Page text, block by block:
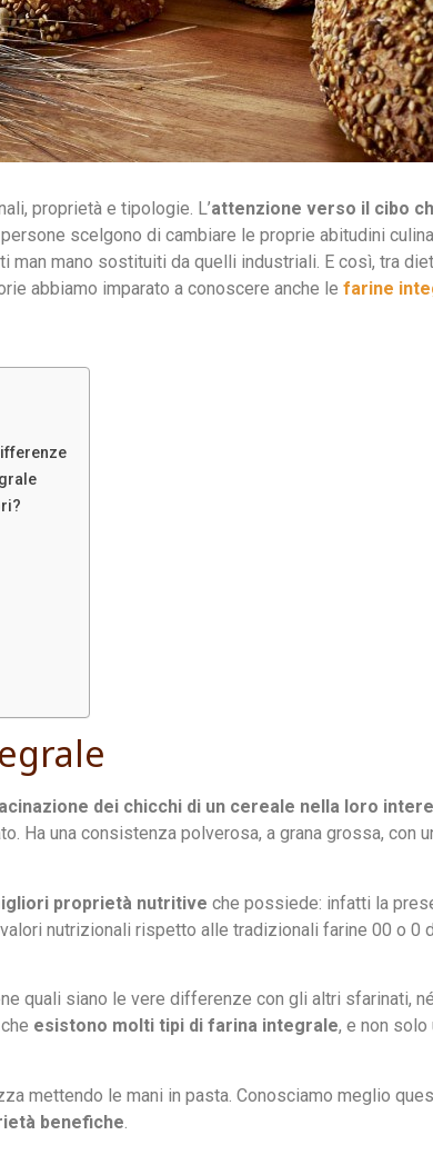
proprietà e tipologie. L’attenzione verso il cibo
scelgono di cambiare le proprie abitudini
man mano sostituiti da quelli industriali. E così, tra
abbiamo imparato a conoscere anche le farine
dei chicchi di un cereale nella loro
Ha una consistenza polverosa, a grana grossa, con
proprietà nutritive che possiede: infatti la
nutrizionali rispetto alle tradizionali farine 00 o 0
quali siano le vere differenze con gli altri sfarinati,
esistono molti tipi di farina integrale, e non solo
mettendo le mani in pasta. Conosciamo meglio
benefiche